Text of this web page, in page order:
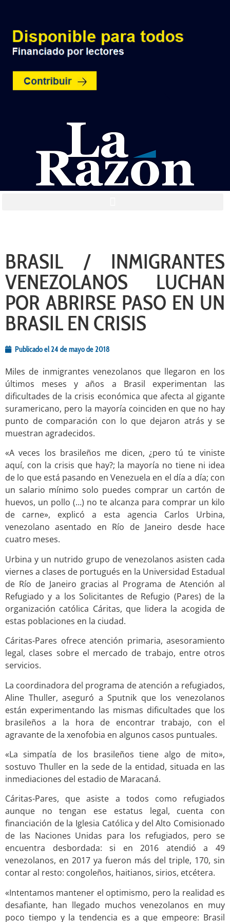
BRASIL / INMIGRANTES
VENEZOLANOS LUCHAN
POR ABRIRSE PASO EN UN
BRASIL EN CRISIS
Publicado el24 de mayo de 2018
Miles de inmigrantes venezolanos que llegaron en los
últimos meses y años a Brasil experimentan las
dificultades de la crisis económica que afecta al gigante
suramericano, pero la mayoría coinciden en que no hay
punto de comparación con lo que dejaron atrás y se
muestran agradecidos.
«A veces los brasileños me dicen, ¿pero tú te viniste
aquí, con la crisis que hay?; la mayoría no tiene ni idea
de lo que está pasando en Venezuela en el día a día; con
un salario mínimo solo puedes comprar un cartón de
huevos, un pollo (…) no te alcanza para comprar un kilo
de carne», explicó a esta agencia Carlos Urbina,
venezolano asentado en Río de Janeiro desde hace
cuatro meses.
Urbina y un nutrido grupo de venezolanos asisten cada
viernes a clases de portugués en la Universidad Estadual
de Río de Janeiro gracias al Programa de Atención al
Refugiado y a los Solicitantes de Refugio (Pares) de la
organización católica Cáritas, que lidera la acogida de
estas poblaciones en la ciudad.
Cáritas-Pares ofrece atención primaria, asesoramiento
legal, clases sobre el mercado de trabajo, entre otros
servicios.
La coordinadora del programa de atención a refugiados,
Aline Thuller, aseguró a Sputnik que los venezolanos
están experimentando las mismas dificultades que los
brasileños a la hora de encontrar trabajo, con el
agravante de la xenofobia en algunos casos puntuales.
«La simpatía de los brasileños tiene algo de mito»,
sostuvo Thuller en la sede de la entidad, situada en las
inmediaciones del estadio de Maracaná.
Cáritas-Pares, que asiste a todos como refugiados
aunque no tengan ese estatus legal, cuenta con
financiación de la Iglesia Católica y del Alto Comisionado
de las Naciones Unidas para los refugiados, pero se
encuentra desbordada: si en 2016 atendió a 49
venezolanos, en 2017 ya fueron más del triple, 170, sin
contar al resto: congoleños, haitianos, sirios, etcétera.
«Intentamos mantener el optimismo, pero la realidad es
desafiante, han llegado muchos venezolanos en muy
poco tiempo y la tendencia es a que empeore: Brasil